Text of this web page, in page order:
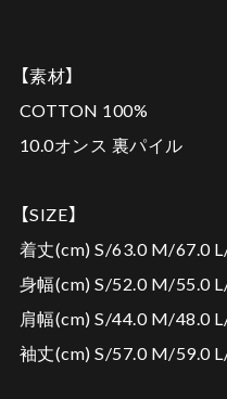
【素材】
COTTON 100%
10.0オンス 裏パイル
【SIZE】
着丈(cm) S/63.0 M/67.0
身幅(cm) S/52.0 M/55.0
肩幅(cm) S/44.0 M/48.0
袖丈(cm) S/57.0 M/59.0